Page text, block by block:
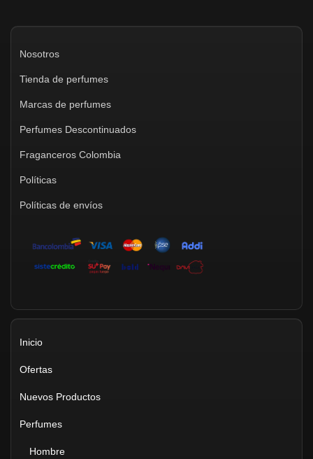
Nosotros
Tienda de perfumes
Marcas de perfumes
Perfumes Descontinuados
Fraganceros Colombia
Políticas
Políticas de envíos
Inicio
Ofertas
Nuevos Productos
Perfumes
Hombre